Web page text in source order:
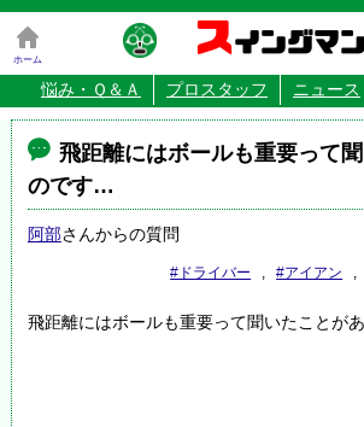
スイングマン
ホーム
悩み・Ｑ＆Ａ プロスタッフ ニュース
飛距離にはボールも重要って
のです…
阿部さんからの質問
#ドライバー , #アイアン ,
飛距離にはボールも重要って聞いたことが